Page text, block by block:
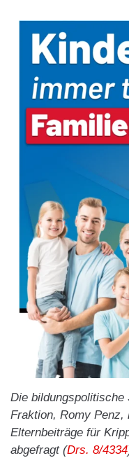
Die
Fraktion, Romy Penz,
Elternbeiträge für
abgefragt (Drs. 8/4334